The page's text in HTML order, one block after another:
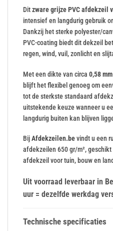
Ditzware grijze PVC afdekzeil
intensief en langdurig gebruik
Dankzij het sterke polyester/
PVC-coating biedt dit dekzeil
regen, wind, vuil, zonlicht en
Met een dikte van circa 0,58 mm
blijft het flexibel genoeg om
tot de sterkste standaard
uitstekende keuze wanneer u
langdurig buiten kan blijven
BijAfdekzeilen.bevindt u een
afdekzeilen 650 gr/m²,
afdekzeil voor tuin, bouw en
Uit voorraad leverbaar in
uur = dezelfde werkdag
Technische specificaties